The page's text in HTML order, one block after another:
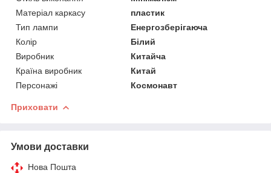
Матеріал каркасу
пластик
Тип лампи
Енергозберігаюча
Колір
Білий
Виробник
Китайча
Країна виробник
Китай
Персонажі
Космонавт
Приховати
Умови доставки
Нова Пошта